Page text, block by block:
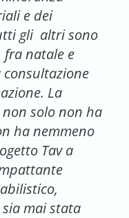
e dei
gli altri sono
fra natale e
La
solo non ha
ha nemmeno
Tav a
mai stata